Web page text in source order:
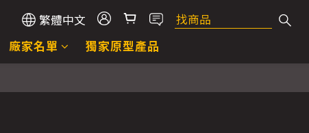
繁體中文
廠家名單 獨家原型產品